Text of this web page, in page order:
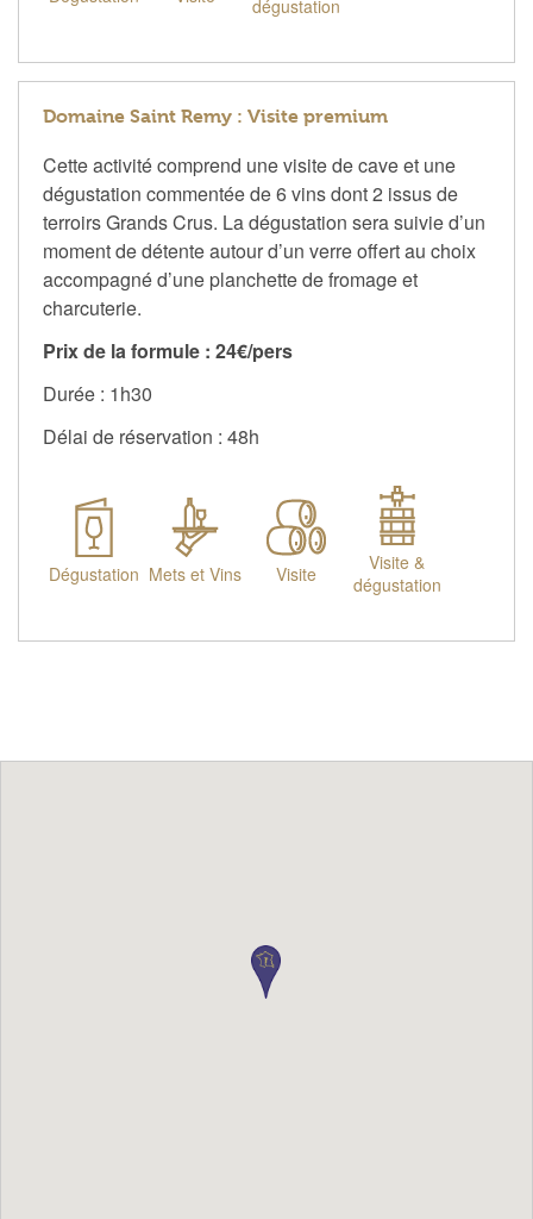
dégustation
Domaine Saint Remy : Visite premium
Cette activité comprend une visite de cave et une
dégustation commentée de 6 vins dont 2 issus de
terroirs Grands Crus. La dégustation sera suivie d’un
moment de détente autour d’un verre offert au choix
accompagné d’une planchette de fromage et
charcuterie.
Prix de la formule : 24€/pers
Durée : 1h30
Délai de réservation : 48h
Dégustation Mets et Vins Visite
Visite &
dégustation